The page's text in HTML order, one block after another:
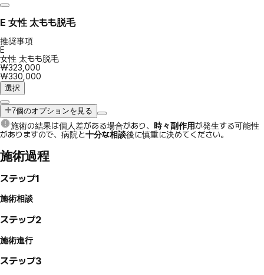
E 女性 太もも脱毛
推奨事項
E
女性 太もも脱毛
₩323,000
₩330,000
選択
7個のオプションを見る
施術の結果は個人差がある場合があり、 時々副作用が発生する可能性
がありますので、病院と十分な相談後に慎重に決めてください。
施術過程
ステップ1
施術相談
ステップ2
施術進行
ステップ3